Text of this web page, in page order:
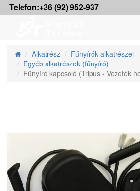
Telefon:+36 (92) 952-937
Alkatrész
Fűnyírók alkatrészei
Egyéb alkatrészek (fűnyíró)
Fűnyíró kapcsoló (Tripus - Vezeték